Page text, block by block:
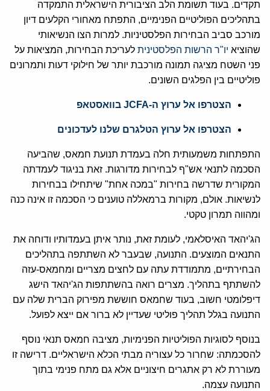
תקדים. בעוד תשומת הלב הציבורית הישראלית התמקדה
בתהליכים הפוליטיים הפנימיים, התפתח מאחורי הקלעים דיון
מורכב סביב הבחירות הפלסטיניות. למרות הצו הנשיאותי
שהוציא יו"ר הרשות הפלסטינית לעריכת הבחירות, המציאות על
פני השטח מציגה תמונה מורכבת יותר של חילוקי דעות ותמרונים
פוליטיים בין הפלגים השונים.
הצטרפו אל ערוץ ה-JCFA בוואסטאפ
הצטרפו אל ערוץ הטלגרם שלנו לעדכונים
התפתחות משמעותית חלה בעמדת תנועת חמאס, שהביעה
הסכמה לתנאי אש"ף לבחירות מדורגות. זאת בניגוד לעמדתה
המקורית שדרשה בחירות "במכה אחת" שיתחילו בבחירות
לנשיאות. אולם, מקורות ברמאללה טוענים כי הסכמה זו אינה כנה
ומהווה תמרון טקטי.
הג'יהאד האיסלאמי, לעומת זאת, נותר איתן בעמדותיו ודוחה את
התנאים המוצעים. התנועה, שבעבר לא השתתפה בתהליכים
הבחירתיים, מתמודדת עתה עם לחצים מצריים ומחמאס-עזה
להשתתף בתהליך. מצרים רואה בהשתתפות הג'יהאד הישג
דיפלומטי חשוב, בעוד שחמאס חוששת מפירוק הברית שלה עם
התנועה בגלל תהליך פוליטי שעדיין לא ברור אם ייצא לפועל.
בנוסף לסוגיות הפוליטיות הפנימיות, מציבה חמאס תנאי נוסף
להסכמתה: שחרור כל עצוריה מבתי הכלא הישראליים. דרישה זו
מעוררת לא רק אתגרים חיצוניים אלא גם מתח פנימי בתוך
התנועה עצמה.